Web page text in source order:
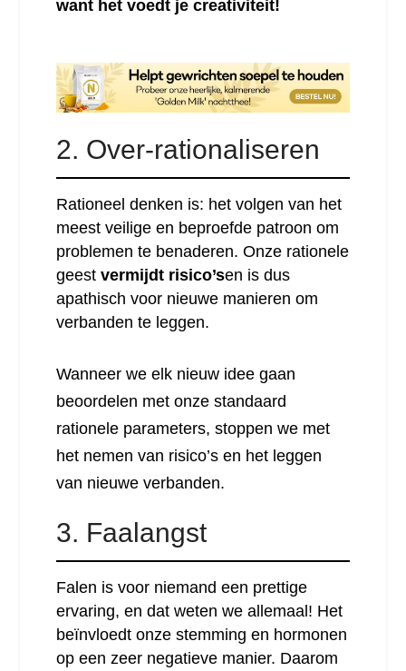
want het voedt je creativiteit!
2. Over-rationaliseren
Rationeel denken is: het volgen van het
meest veilige en beproefde patroon om
problemen te benaderen. Onze rationele
geestvermijdt risico’sen is dus
apathisch voor nieuwe manieren om
verbanden te leggen.
Wanneer we elk nieuw idee gaan
beoordelen met onze standaard
rationele parameters, stoppen we met
het nemen van risico’s en het leggen
van nieuwe verbanden.
3. Faalangst
Falen is voor niemand een prettige
ervaring, en dat weten we allemaal! Het
beïnvloedt onze stemming en hormonen
op een zeer negatieve manier. Daarom